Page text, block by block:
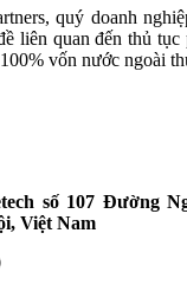
quý doanh
liên quan đến thủ
vốn nước ngoài
số 107 Đường
Việt Nam